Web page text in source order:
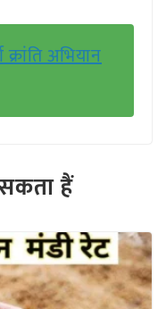
क्रांति अभियान
हैं